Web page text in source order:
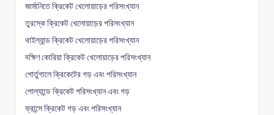
জার্মানিতে ক্রিকেট খেলোয়াড়ের পরিসংখ্যান
তুরস্কে ক্রিকেট খেলোয়াড়ের পরিসংখ্যান
থাইল্যান্ড ক্রিকেট খেলোয়াড়ের পরিসংখ্যান
দক্ষিণ কোরিয়া ক্রিকেট খেলোয়াড়ের পরিসংখ্যান
পোর্তুগালে ক্রিকেটের গড় এবং পরিসংখ্যান
পোল্যান্ডে ক্রিকেট পরিসংখ্যান এবং গড়
ফ্রান্সে ক্রিকেট গড় এবং পরিসংখ্যান